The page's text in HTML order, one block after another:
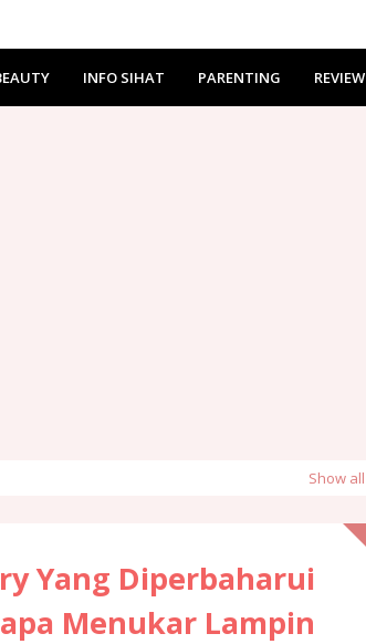
INFO SIHAT PARENTING REVIEW
Show all
Yang Diperbaharui
Menukar Lampin